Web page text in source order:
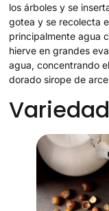
los árboles y se
gotea y se recolecta
principalmente agua
hierve en grandes
agua, concentrando
dorado sirope de